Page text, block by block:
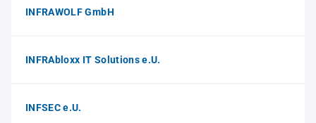
INFRAWOLF GmbH
INFRAbloxx IT Solutions e.U.
INFSEC e.U.